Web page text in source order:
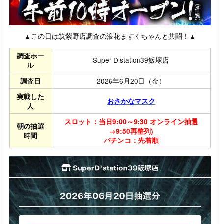
▲この日は筑紫野店調査の浪花ますくちゃんと共闘！▲
調査ホー
ル
Super D’station39飯塚店
調査日 2026年6月20日（金）
実戦した
人
おさかなマスク
朝の抽選
時間
スロット：当日9:00～9:30 オンライン抽選
→9:50再整列)
パチンコ：先着順